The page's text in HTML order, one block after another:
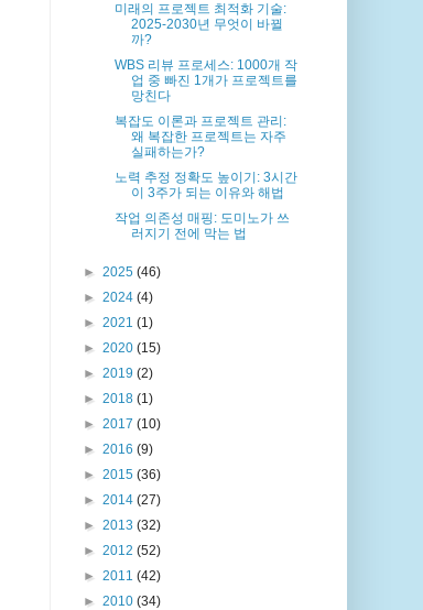
미래의 프로젝트 최적화 기술:
2025-2030년 무엇이 바뀔
까?
WBS 리뷰 프로세스: 1000개 작
업 중 빠진 1개가 프로젝트를
망친다
복잡도 이론과 프로젝트 관리:
왜 복잡한 프로젝트는 자주
실패하는가?
노력 추정 정확도 높이기: 3시간
이 3주가 되는 이유와 해법
작업 의존성 매핑: 도미노가 쓰
러지기 전에 막는 법
► 2025 (46)
► 2024 (4)
► 2021 (1)
► 2020 (15)
► 2019 (2)
► 2018 (1)
► 2017 (10)
► 2016 (9)
► 2015 (36)
► 2014 (27)
► 2013 (32)
► 2012 (52)
► 2011 (42)
► 2010 (34)